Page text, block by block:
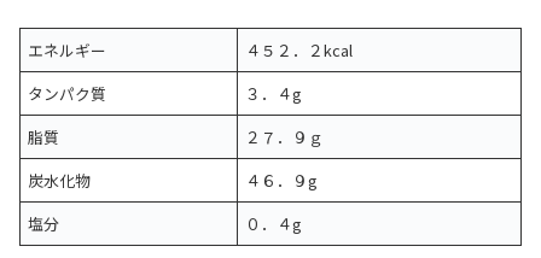
エネルギー
４５２．２kcal
タンパク質
３．４g
脂質
２７．９ｇ
炭水化物
４６．９g
塩分
０．４g